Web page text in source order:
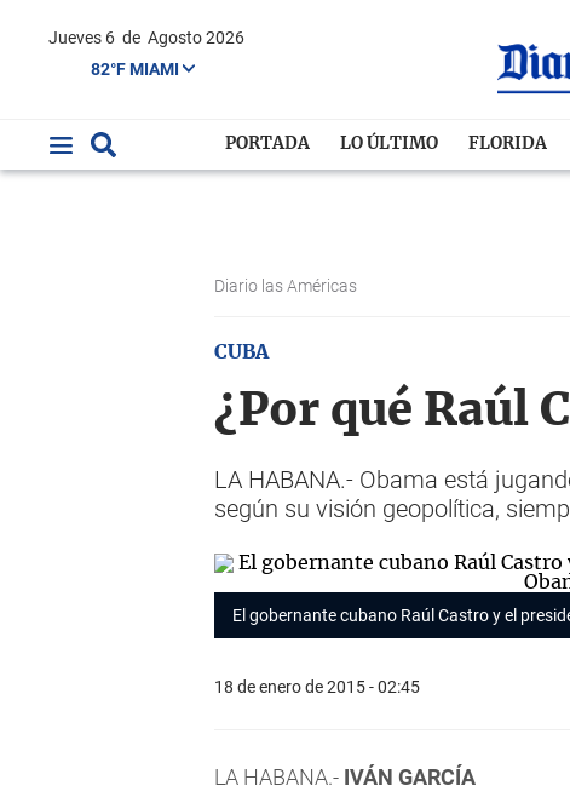
Jueves 6 de Agosto 2026
82°F MIAMI
PORTADA LO ÚLTIMO FLORIDA
Diario las Américas
CUBA
¿Por qué Raúl
LA HABANA.- Obama está
según su visión geopolítica,
El gobernante cubano Raúl Castro y el
18 de enero de 2015 - 02:45
LA HABANA.- IVÁN GARCÍA